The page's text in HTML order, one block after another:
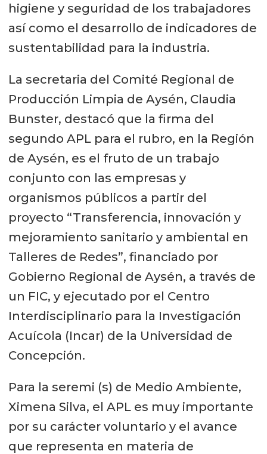
higiene y seguridad de los trabajadores
así como el desarrollo de indicadores de
sustentabilidad para la industria.
La secretaria del Comité Regional de
Producción Limpia de Aysén, Claudia
Bunster, destacó que la firma del
segundo APL para el rubro, en la Región
de Aysén, es el fruto de un trabajo
conjunto con las empresas y
organismos públicos a partir del
proyecto “Transferencia, innovación y
mejoramiento sanitario y ambiental en
Talleres de Redes”, financiado por
Gobierno Regional de Aysén, a través de
un FIC, y ejecutado por el Centro
Interdisciplinario para la Investigación
Acuícola (Incar) de la Universidad de
Concepción.
Para la seremi (s) de Medio Ambiente,
Ximena Silva, el APL es muy importante
por su carácter voluntario y el avance
que representa en materia de